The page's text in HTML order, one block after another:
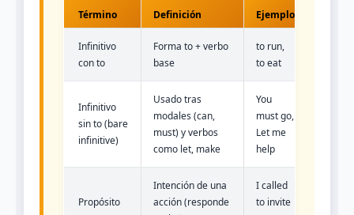
Término Definición Ejemplo
Infinitivo
con to
Forma to + verbo
base
to run,
to eat
Infinitivo
sin to (bare
infinitive)
Usado tras
modales (can,
must) y verbos
como let, make
You
must go,
Let me
help
Propósito
Intención de una
acción (responde
I called
to invite